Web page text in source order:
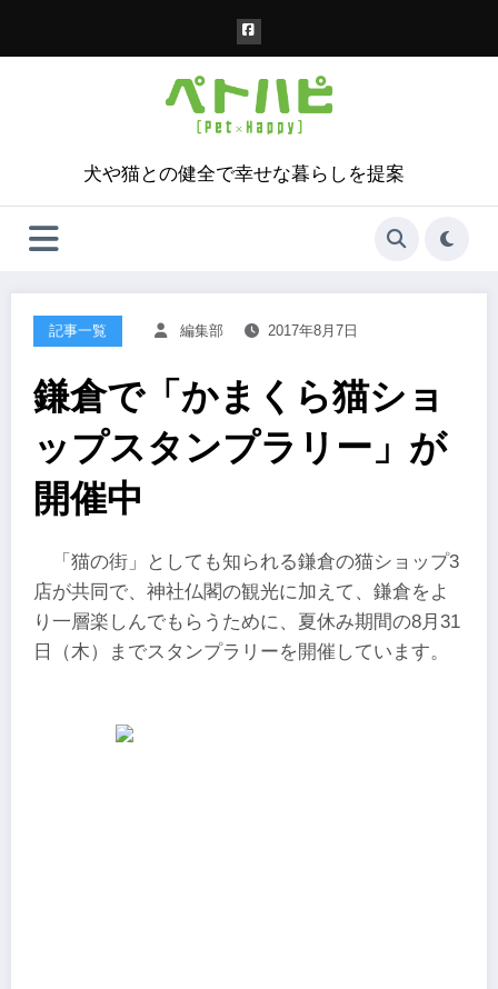
犬や猫との健全で幸せな暮らしを提案
記事一覧 編集部 2017年8月7日
鎌倉で「かまくら猫ショ
ップスタンプラリー」が
開催中
「猫の街」としても知られる鎌倉の猫ショップ3
店が共同で、神社仏閣の観光に加えて、鎌倉をよ
り一層楽しんでもらうために、夏休み期間の8月31
日（木）までスタンプラリーを開催しています。